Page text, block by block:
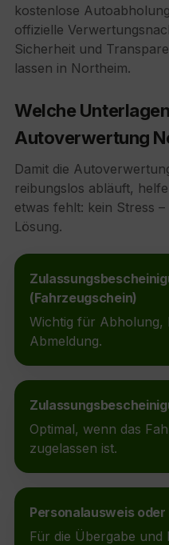
kostenlose
offizielle
Sicherheit und
lassen in Northeim.
Welche
Autoverwertung
Damit die
reibungslos abläuft,
etwas fehlt: kein Stress
Lösung.
(Fahrzeugschein)
Wichtig für Abholung,
Abmeldung.
Optimal, wenn das
zugelassen ist.
Personalausweis oder
Für die Übergabe